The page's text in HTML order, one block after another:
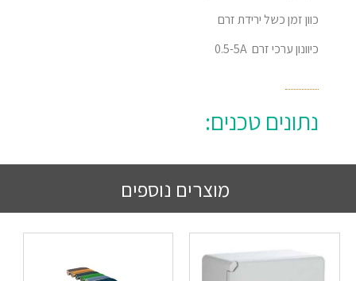
כוון זמן כשל ירידת זרם
כיוונון ערכי זרם 0.5-5A
נתונים טכנים:
מוצרים נוספים